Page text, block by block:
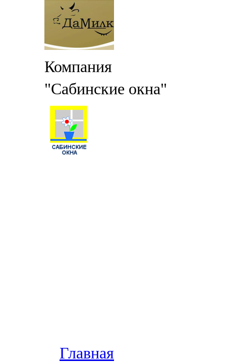
Компания
"Сабинские окна"
Главная